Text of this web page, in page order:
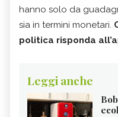
hanno solo da
sia in termini monetari.
politica risponda
Leggi anche